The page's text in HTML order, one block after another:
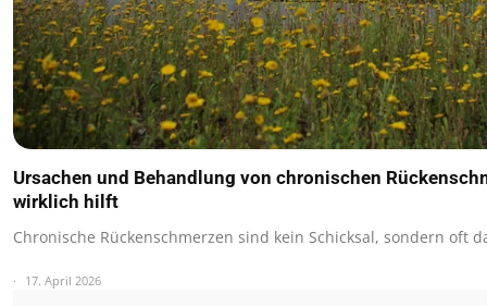
Ursachen und Behandlung von chronischen
wirklich hilft
Chronische Rückenschmerzen sind kein Schicksal, sondern oft
17. April 2026